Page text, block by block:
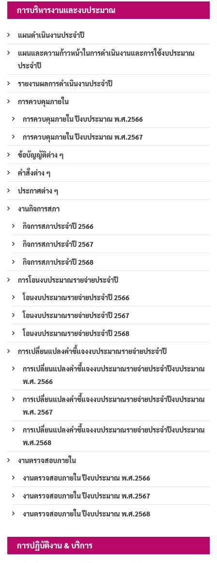
การบริหารงานและงบประมาณ
แผนดำเนินงานประจำปี
แผนและความก้าวหน้าในการดำเนินงานและการใช้งบประมาณ
ประจำปี
รายงานผลการดำเนินงานประจำปี
การควบคุมภายใน
การควบคุมภายใน ปีงบประมาณ พ.ศ.2566
การควบคุมภายใน ปีงบประมาณ พ.ศ.2567
ข้อบัญญัติต่าง ๆ
คำสั่งต่าง ๆ
ประกาศต่าง ๆ
งานกิจการสภา
กิจการสภาประจำปี 2566
กิจการสภาประจำปี 2567
กิจการสภาประจำปี 2568
การโอนงบประมาณรายจ่ายประจำปี
โอนงบประมาณรายจ่ายประจำปี 2566
โอนงบประมาณรายจ่ายประจำปี 2567
โอนงบประมาณรายจ่ายประจำปี 2568
การเปลี่ยนแปลงคำชี้แจงงบประมาณรายจ่ายประจำปี
การเปลี่ยนแปลงคำชี้แจงงบประมาณรายจ่ายประจำปีงบประมาณ
พ.ศ. 2566
การเปลี่ยนแปลงคำชี้แจงงบประมาณรายจ่ายประจำปีงบประมาณ
พ.ศ. 2567
การเปลี่ยนแปลงคำชี้แจงงบประมาณรายจ่ายประจำปีงบประมาณ
พ.ศ.2568
งานตรวจสอบภายใน
งานตรวจสอบภายใน ปีงบประมาณ พ.ศ.2566
งานตรวจสอบภายใน ปีงบประมาณ พ.ศ.2567
งานตรวจสอบภายใน ปีงบประมาณ พ.ศ.2568
การปฏิบัติงาน & บริการ